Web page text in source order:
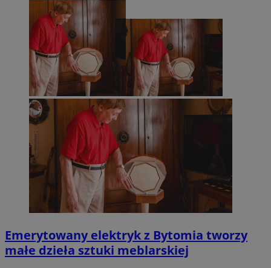
Emerytowany elektryk z Bytomia tworzy
małe dzieła sztuki meblarskiej